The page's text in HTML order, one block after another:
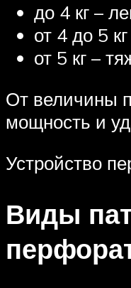
до 4 кг –
от 4 до 5
от 5 кг –
От величины
мощность и
Устройство
Виды